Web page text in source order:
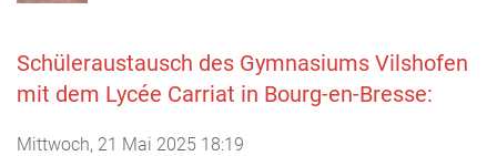
Schüleraustausch des Gymnasiums Vilshofen
mit dem Lycée Carriat in Bourg-en-Bresse:
Mittwoch, 21 Mai 2025 18:19